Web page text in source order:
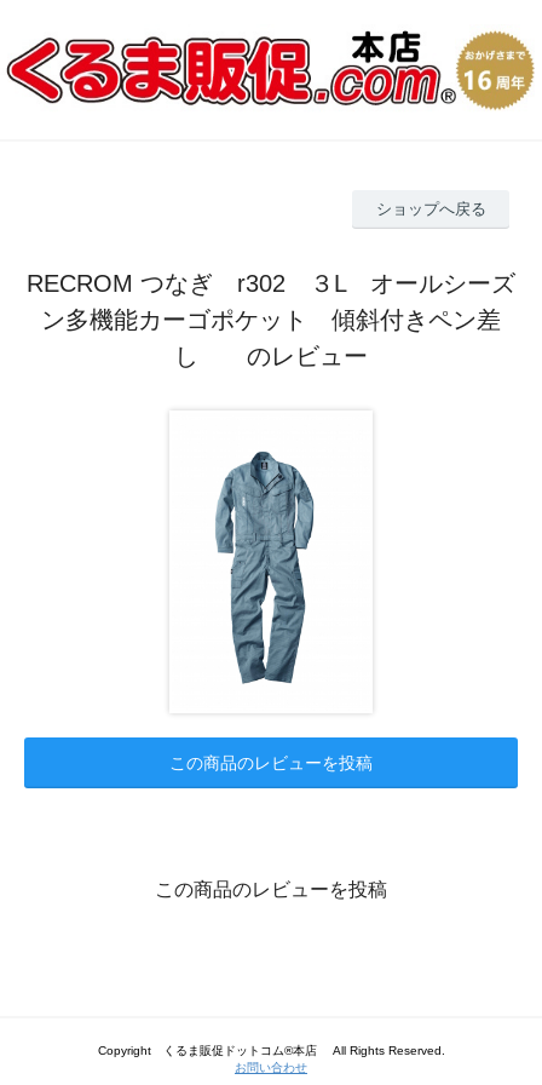
ショップへ戻る
RECROM つなぎ r302 ３L オールシーズ
ン多機能カーゴポケット 傾斜付きペン差
し のレビュー
この商品のレビューを投稿
この商品のレビューを投稿
Copyright くるま販促ドットコム®本店 All Rights Reserved.
お問い合わせ